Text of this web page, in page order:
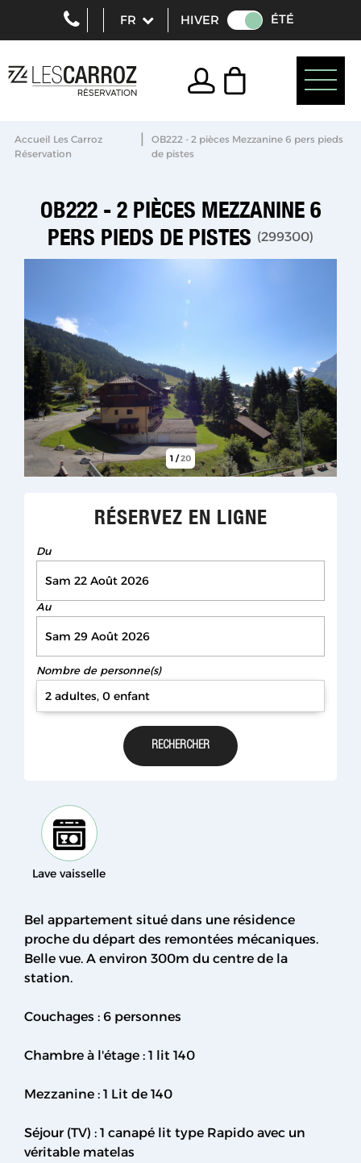
HIVER ÉTÉ
Accueil Les Carroz
Réservation
|
OB222 - 2 pièces Mezzanine 6 pers pieds
de pistes
OB222 - 2 PIÈCES MEZZANINE 6
PERS PIEDS DE PISTES (299300)
1 /20
RÉSERVEZ EN LIGNE
Du
Au
Nombre de personne(s)
2 adultes, 0 enfant
Lave vaisselle
Bel appartement situé dans une résidence
proche du départ des remontées mécaniques.
Belle vue. A environ 300m du centre de la
station.
Couchages : 6 personnes
Chambre à l'étage : 1 lit 140
Mezzanine : 1 Lit de 140
Séjour (TV) : 1 canapé lit type Rapido avec un
véritable matelas